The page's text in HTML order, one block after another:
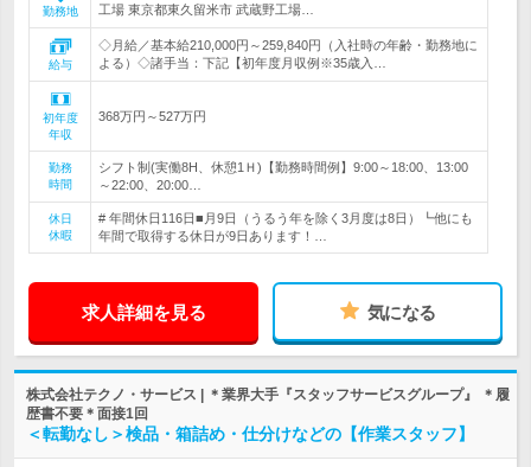
勤務地 工場 東京都東久留米市 武蔵野工場…
給与
◇月給／基本給210,000円～259,840円（入社時の年齢・勤務地に
よる）◇諸手当：下記【初年度月収例※35歳入…
初年度
年収
368万円～527万円
勤務
時間
シフト制(実働8H、休憩1Ｈ)【勤務時間例】9:00～18:00、13:00
～22:00、20:00…
休日
休暇
# 年間休日116日■月9日（うるう年を除く3月度は8日）┗他にも
年間で取得する休日が9日あります！…
求人詳細を見る 気になる
株式会社テクノ・サービス | ＊業界大手『スタッフサービスグループ』 ＊履
歴書不要＊面接1回
＜転勤なし＞検品・箱詰め・仕分けなどの【作業スタッフ】